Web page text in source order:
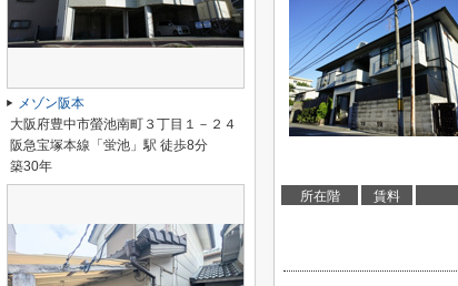
所在階 賃料
メゾン阪本
大阪府豊中市螢池南町３丁目１－２４
阪急宝塚本線「蛍池」駅 徒歩8分
築30年